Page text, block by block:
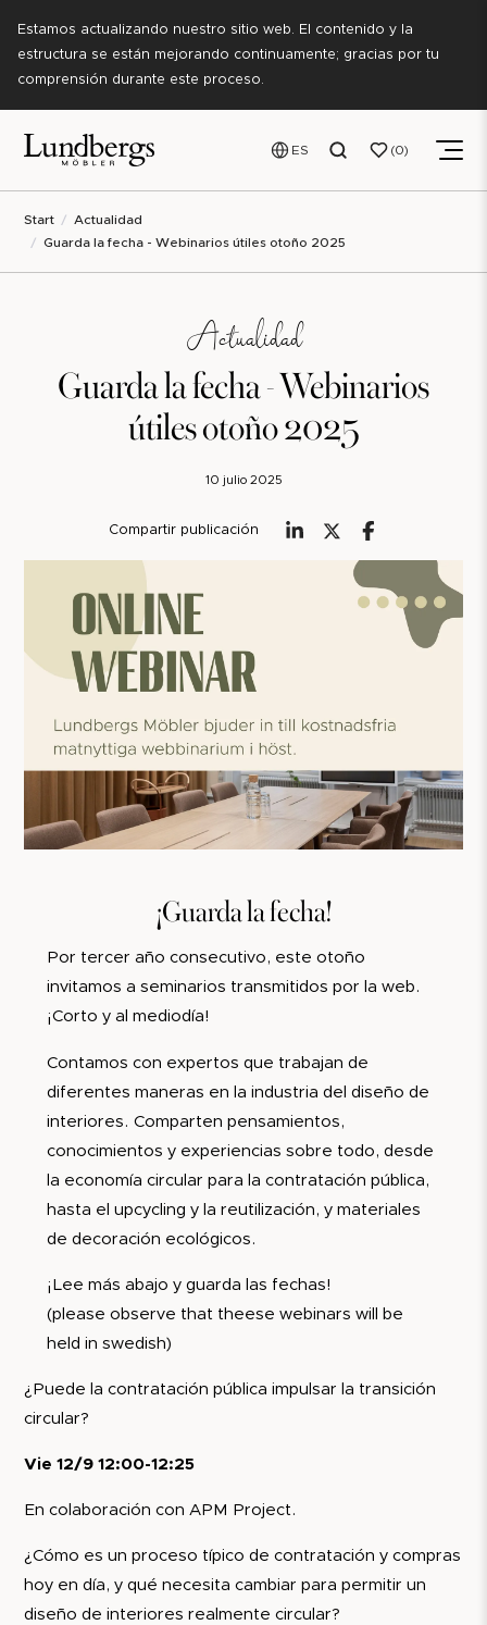
Estamos actualizando nuestro sitio web. El contenido y la
estructura se están mejorando continuamente; gracias por tu
comprensión durante este proceso.
ES 0
Start
Actualidad
Guarda la fecha - Webinarios útiles otoño 2025
Actualidad
Guarda la fecha - Webinarios
útiles otoño 2025
10 julio 2025
Compartir publicación
¡Guarda la fecha!
Por tercer año consecutivo, este otoño
invitamos a seminarios transmitidos por la web.
¡Corto y al mediodía!
Contamos con expertos que trabajan de
diferentes maneras en la industria del diseño de
interiores. Comparten pensamientos,
conocimientos y experiencias sobre todo, desde
la economía circular para la contratación pública,
hasta el upcycling y la reutilización, y materiales
de decoración ecológicos.
¡Lee más abajo y guarda las fechas!
(please observe that theese webinars will be
held in swedish)
¿Puede la contratación pública impulsar la transición
circular?
Vie 12/9 12:00-12:25
En colaboración con APM Project.
¿Cómo es un proceso típico de contratación y compras
hoy en día, y qué necesita cambiar para permitir un
diseño de interiores realmente circular?